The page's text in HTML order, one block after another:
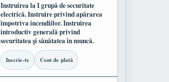
Instruirea la I grupă de securitate
electrică. Instruire privind apărarea
împotriva incendiilor. Instruirea
introductiv generală privind
securitatea și sănătatea în muncă.
Inscrie-te Cont de plată